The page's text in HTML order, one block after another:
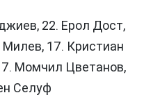
22. Ерол Дост,
17. Кристиан
7. Момчил Цветанов,
Селуф